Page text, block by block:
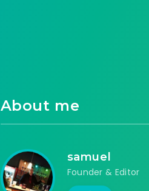
About me
samuel
Founder & Editor